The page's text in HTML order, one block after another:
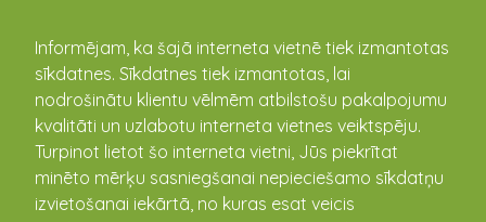
Informējam, ka šajā interneta vietnē tiek izmantotas
sīkdatnes. Sīkdatnes tiek izmantotas, lai
nodrošinātu klientu vēlmēm atbilstošu pakalpojumu
kvalitāti un uzlabotu interneta vietnes veiktspēju.
Turpinot lietot šo interneta vietni, Jūs piekrītat
minēto mērķu sasniegšanai nepieciešamo sīkdatņu
izvietošanai iekārtā, no kuras esat veicis
kandava.lv
Sācies dabas atmodas laiks!
08.04.2019